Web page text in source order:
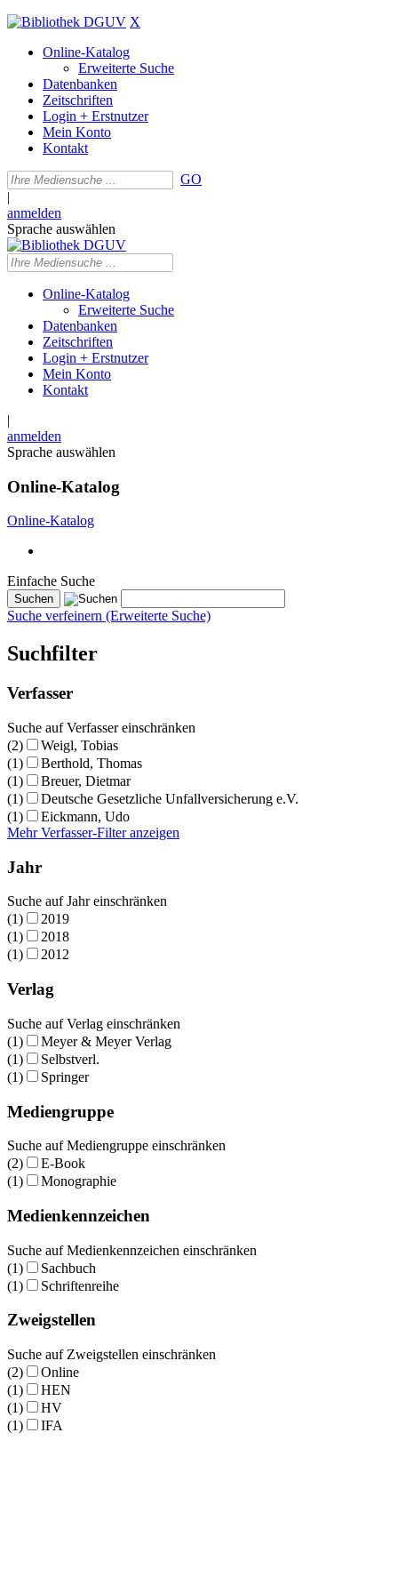
X
Online-Katalog
Erweiterte Suche
Datenbanken
Zeitschriften
Login + Erstnutzer
Mein Konto
Kontakt
GO
|
anmelden
Sprache auswählen
Online-Katalog
Erweiterte Suche
Datenbanken
Zeitschriften
Login + Erstnutzer
Mein Konto
Kontakt
|
anmelden
Sprache auswählen
Online-Katalog
Online-Katalog
Einfache Suche
Suche verfeinern (Erweiterte Suche)
Suchfilter
Verfasser
Suche auf Verfasser einschränken
(2)
Weigl, Tobias
(1)
Berthold, Thomas
(1)
Breuer, Dietmar
(1)
Deutsche Gesetzliche Unfallversicherung e.V.
(1)
Eickmann, Udo
Mehr Verfasser-Filter anzeigen
Jahr
Suche auf Jahr einschränken
(1)
2019
(1)
2018
(1)
2012
Verlag
Suche auf Verlag einschränken
(1)
Meyer & Meyer Verlag
(1)
Selbstverl.
(1)
Springer
Mediengruppe
Suche auf Mediengruppe einschränken
(2)
E-Book
(1)
Monographie
Medienkennzeichen
Suche auf Medienkennzeichen einschränken
(1)
Sachbuch
(1)
Schriftenreihe
Zweigstellen
Suche auf Zweigstellen einschränken
(2)
Online
(1)
HEN
(1)
HV
(1)
IFA